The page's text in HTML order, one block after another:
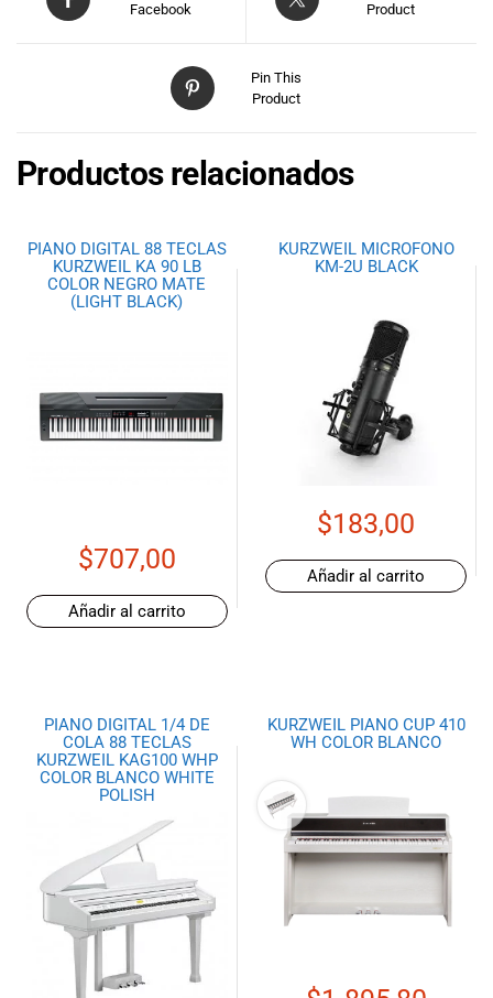
Facebook
Product
Pin This
Product
Productos relacionados
PIANO DIGITAL 88 TECLAS
KURZWEIL KA 90 LB
COLOR NEGRO MATE
(LIGHT BLACK)
$707,00
Añadir al carrito
KURZWEIL MICROFONO
KM-2U BLACK
$183,00
Añadir al carrito
PIANO DIGITAL 1/4 DE
COLA 88 TECLAS
KURZWEIL KAG100 WHP
COLOR BLANCO WHITE
POLISH
KURZWEIL PIANO CUP 410
WH COLOR BLANCO